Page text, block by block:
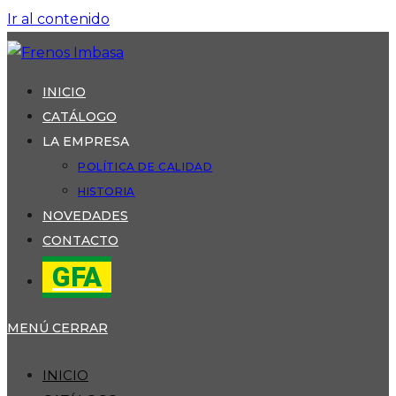
Ir al contenido
INICIO
CATÁLOGO
LA EMPRESA
POLÍTICA DE CALIDAD
HISTORIA
NOVEDADES
CONTACTO
GFA
MENÚ CERRAR
INICIO